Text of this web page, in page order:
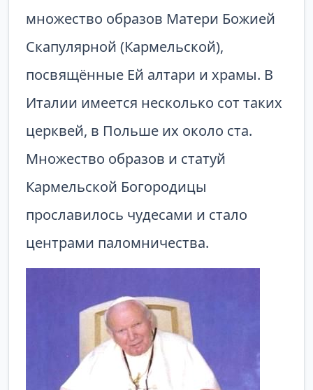
множество образов Матери Божией
Скапулярной (Кармельской),
посвящённые Ей алтари и храмы. В
Италии имеется несколько сот таких
церквей, в Польше их около ста.
Множество образов и статуй
Кармельской Богородицы
прославилось чудесами и стало
центрами паломничества.